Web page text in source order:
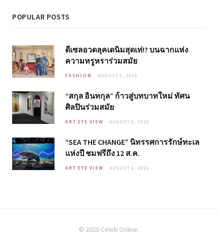
POPULAR POSTS
ดีเซลอวดลุคเดนิมสุดเท่!? บนฉากแห่ง
ความหรูหราร่วมสมัย
FASHION AUGUST 6, 2026
“สกุล อินทกุล” ก้าวสู่บทบาทใหม่ ทัศน
ศิลปินร่วมสมัย
ART EYE VIEW AUGUST 6, 2026
“SEA THE CHANGE” นิทรรศการรักษ์ทะเล
แห่งปี ชมฟรีถึง 12 ส.ค.
ART EYE VIEW AUGUST 6, 2026
© 2020 Celeb Online.